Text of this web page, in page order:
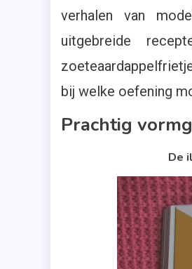
verhalen van
uitgebreide
bij welke oefening
Prachtig
De